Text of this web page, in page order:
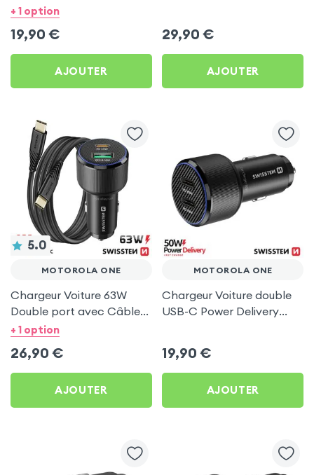
type C Swissten pour
+ 1 option
19,90 €
AJOUTER
29,90 €
AJOUTER
5.0
MOTOROLA ONE
Chargeur Voiture 63W
Double port avec Câble
USB C 1m pour Motorola
+ 1 option
26,90 €
AJOUTER
MOTOROLA ONE
Chargeur Voiture double
USB-C Power Delivery
19,90 €
AJOUTER